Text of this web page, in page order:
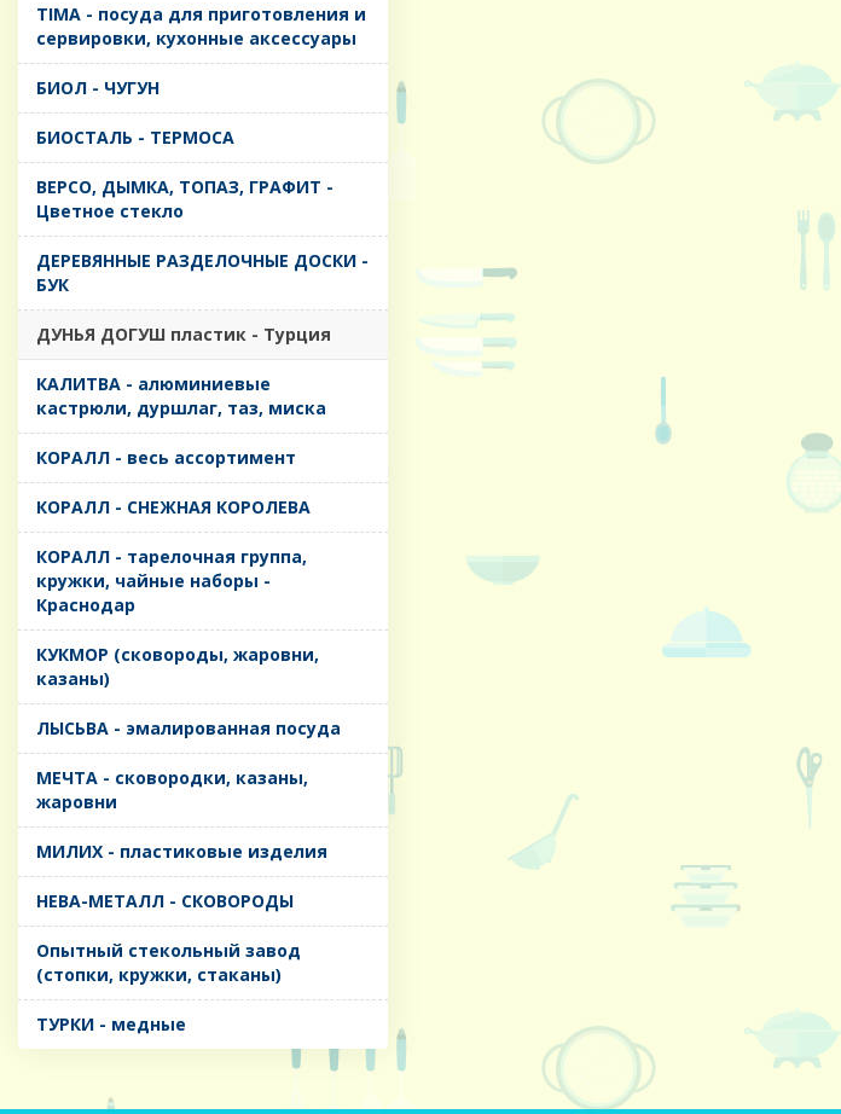
TIMA - посуда для приготовления и
сервировки, кухонные аксессуары
БИОЛ - ЧУГУН
БИОСТАЛЬ - ТЕРМОСА
ВЕРСО, ДЫМКА, ТОПАЗ, ГРАФИТ -
Цветное стекло
ДЕРЕВЯННЫЕ РАЗДЕЛОЧНЫЕ ДОСКИ -
БУК
ДУНЬЯ ДОГУШ пластик - Турция
КАЛИТВА - алюминиевые
кастрюли, дуршлаг, таз, миска
КОРАЛЛ - весь ассортимент
КОРАЛЛ - СНЕЖНАЯ КОРОЛЕВА
КОРАЛЛ - тарелочная группа,
кружки, чайные наборы -
Краснодар
КУКМОР (сковороды, жаровни,
казаны)
ЛЫСЬВА - эмалированная посуда
МЕЧТА - сковородки, казаны,
жаровни
МИЛИХ - пластиковые изделия
НЕВА-МЕТАЛЛ - СКОВОРОДЫ
Опытный стекольный завод
(стопки, кружки, стаканы)
ТУРКИ - медные